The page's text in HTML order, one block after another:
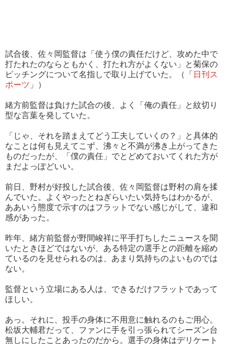
試合後、佐々岡監督は「使う僕の責任だけど、攻めた中で
打たれたのならともかく、打たれ方がよくない」と菊保の
ピッチングについて名指しで取り上げていた。（「 日刊ス
ポーツ 」）
緒方前監督は負けた試合の後、よく「俺の責任」と紋切り
型な言葉を発していた。
「じゃ、それを踏まえてどう工夫していくの？」と具体的
なことは何も見えてこず、沸々と不満が沸き上がってきた
ものだったが、「僕の責任」でとどめておいてくれた方が
まだよっぽどいい。
前日、野村が好投した試合後、佐々岡監督は野村の肩を揉
んでいた。よくやったとねぎらいたい気持ちはわかるが、
ああいう態度で示すのはフラットでない感じがして、違和
感があった。
昨年、緒方前監督が野間峻祥に平手打ちしたニュースを聞
いたときほどではないが、ある特定の選手との距離を縮め
ているのを見せられるのは、あまり気持ちのよいものでは
ない。
監督という立場にある人は、できるだけフラットであって
ほしい。
あっ。それに、投手の身体に不用意に触れるのもご用心。
松坂大輔君だって、ファンに手を引っ張られてシーズン台
無しにしたことあったのだから。選手の身体はデリケート